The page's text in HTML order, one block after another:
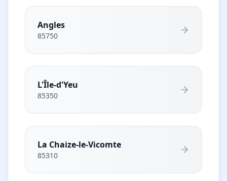
Angles
85750
L'Île-d'Yeu
85350
La Chaize-le-Vicomte
85310